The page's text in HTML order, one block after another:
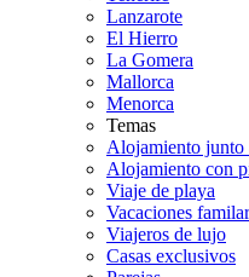
Lanzarote
El Hierro
La Gomera
Mallorca
Menorca
Temas
Alojamiento junto
Alojamiento con
Viaje de playa
Vacaciones
Viajeros de lujo
Casas exclusivos